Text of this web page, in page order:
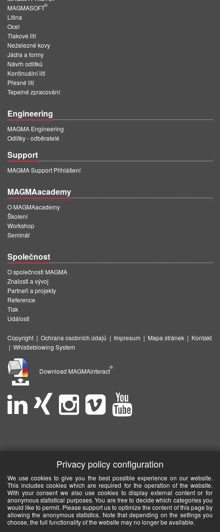
MAGMA India
MAGMA Korea
EN
KO
MAGMASOFT
®
Litina
Ocel
Tlakové lití
Neželezné kovy
Jádra a formy
Návrh odlitků
Kontinuální lití
Přesné lití
Tepelné zpracování
Engineering
MAGMA Engineering
Odlitky - odběratelé
Support
MAGMA Support Přihlášení
MAGMAacademy
O MAGMAacademy
Školení
Workshop
Seminář
Společnost
O společnosti MAGMA
Znalosti a vývoj
Partneři a projekty
Reference
Tisk
Události
Copyright | Ochrana osobních údajů | Impresum | Mapa stránek | Kontakt
| Whistleblowing System
Download MAGMAinteract
®
Privacy policy configuration
We use cookies to give you the best possible experience on our website.
This includes cookies which are required for the operation of the website.
With your consent we also use cookies to display external content or for
anonymous statistical purposes. You are free to decide which categories you
would like to permit. Please support us to optimize the content of this page by
allowing the anonymous statistics. Note that depending on the settings you
choose, the full functionality of the website may no longer be available.